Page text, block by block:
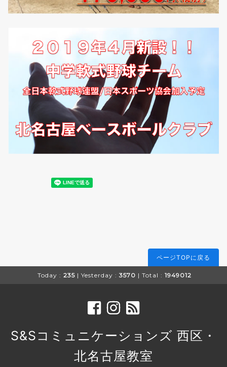
ページTOPに戻る
Today : 235 | Yesterday : 3570 | Total : 1949012
S&Sコミュニケーションズ 西区・
北名古屋教室